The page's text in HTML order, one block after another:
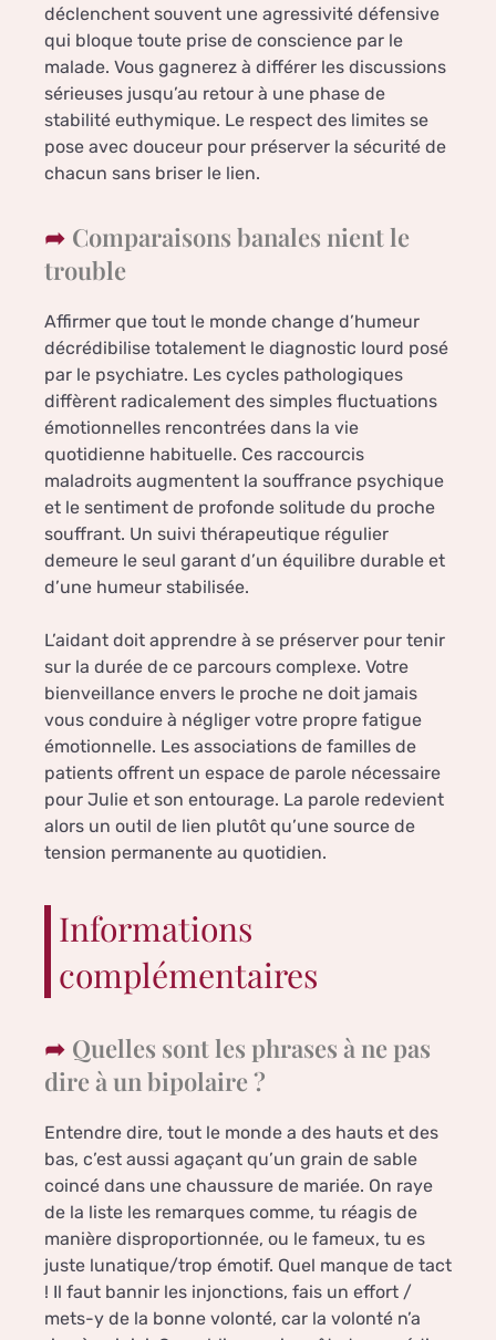
déclenchent souvent une agressivité défensive
qui bloque toute prise de conscience par le
malade. Vous gagnerez à différer les discussions
sérieuses jusqu’au retour à une phase de
stabilité euthymique. Le respect des limites se
pose avec douceur pour préserver la sécurité de
chacun sans briser le lien.
Comparaisons banales nient le
trouble
Affirmer que tout le monde change d’humeur
décrédibilise totalement le diagnostic lourd posé
par le psychiatre. Les cycles pathologiques
diffèrent radicalement des simples fluctuations
émotionnelles rencontrées dans la vie
quotidienne habituelle. Ces raccourcis
maladroits augmentent la souffrance psychique
et le sentiment de profonde solitude du proche
souffrant. Un suivi thérapeutique régulier
demeure le seul garant d’un équilibre durable et
d’une humeur stabilisée.
L’aidant doit apprendre à se préserver pour tenir
sur la durée de ce parcours complexe. Votre
bienveillance envers le proche ne doit jamais
vous conduire à négliger votre propre fatigue
émotionnelle. Les associations de familles de
patients offrent un espace de parole nécessaire
pour Julie et son entourage. La parole redevient
alors un outil de lien plutôt qu’une source de
tension permanente au quotidien.
Informations
complémentaires
Quelles sont les phrases à ne pas
dire à un bipolaire ?
Entendre dire, tout le monde a des hauts et des
bas, c’est aussi agaçant qu’un grain de sable
coincé dans une chaussure de mariée. On raye
de la liste les remarques comme, tu réagis de
manière disproportionnée, ou le fameux, tu es
juste lunatique/trop émotif. Quel manque de tact
! Il faut bannir les injonctions, fais un effort /
mets-y de la bonne volonté, car la volonté n’a